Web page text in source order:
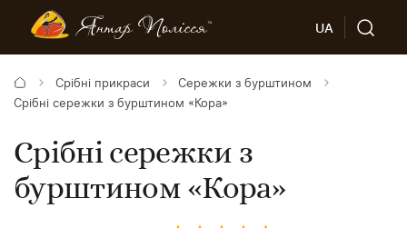
UA
Срібні прикраси
Сережки з бурштином
Срібні сережки з бурштином «Кора»
Срібні сережки з
бурштином «Кора»